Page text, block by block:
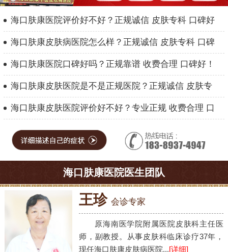
海口肤康医院评价好不好？正规诚信 皮肤专科 口碑好
海口肤康皮肤病医院怎么样？正规诚信 皮肤专科 口碑
海口肤康医院口碑好吗？正规靠谱 收费合理 口碑好！
海口肤康皮肤医院是不是正规医院？正规诚信 皮肤专
海口肤康皮肤医院评价好不好？专业正规 收费合理 口
海口肤康医院医生团队
王珍 会诊专家
原海南医学院附属医院皮肤科主任医
师，副教授。从事皮肤科临床诊疗37年，
现任海口肤康皮肤病医院...[详细]